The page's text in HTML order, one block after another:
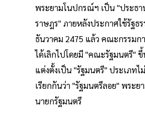
พระยามโนปกรณ์ฯ เป็น "ประธ
ราษฎร" ภายหลังประกาศใช้รัฐ
ธันวาคม 2475 แล้ว คณะกรรมก
ได้เลิกไปโดยมี "คณะรัฐมนตรี"
แต่งตั้งเป็น "รัฐมนตรี" ประเภทไ
เรียกกันว่า "รัฐมนตรีลอย" พระ
นายกรัฐมนตรี